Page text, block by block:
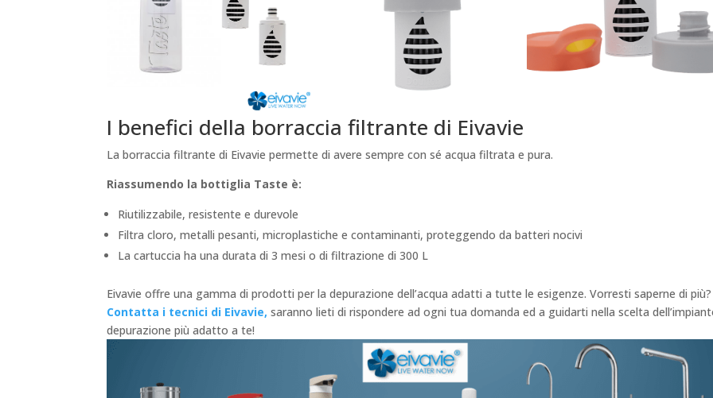
I benefici della borraccia filtrante di Eivavie
La borraccia filtrante di Eivavie permette di avere sempre con sé acqua filtrata e pura.
Riassumendo la bottiglia Taste è:
Riutilizzabile, resistente e durevole
Filtra cloro, metalli pesanti, microplastiche e contaminanti, proteggendo da batteri nocivi
La cartuccia ha una durata di 3 mesi o di filtrazione di 300 L
Eivavie offre una gamma di prodotti per la depurazione dell’acqua adatti a tutte le esigenze. Vorresti saperne di più?
Contatta i tecnici di Eivavie, saranno lieti di rispondere ad ogni tua domanda ed a guidarti nella scelta
depurazione più adatto a te!